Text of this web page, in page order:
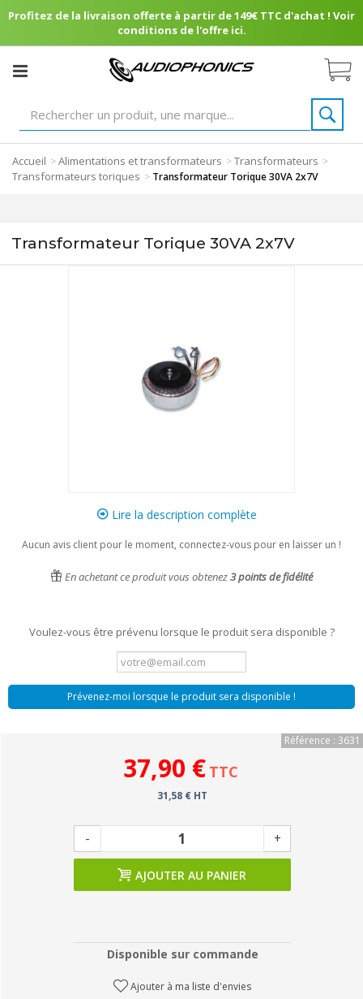
Profitez de la livraison offerte à partir de 149€ TTC d'achat ! Voir
conditions de l'offre ici.
Accueil >Alimentations et transformateurs >Transformateurs >
Transformateurs toriques > Transformateur Torique 30VA 2x7V
Transformateur Torique 30VA 2x7V
Lire la description complète
Aucun avis client pour le moment, connectez-vous pour en laisser un !
En achetant ce produit vous obtenez3points de fidélité
Voulez-vous être prévenu lorsque le produit sera disponible ?
Prévenez-moi lorsque le produit sera disponible !
Référence : 3631
37,90 € TTC
31,58 € HT
- +
AJOUTER AU PANIER
Disponible sur commande
Ajouter à ma liste d'envies